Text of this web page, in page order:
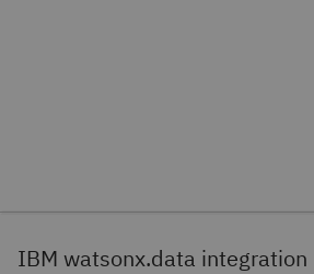
IBM watsonx.data integration